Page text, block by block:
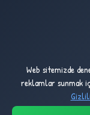
2,734
DÜN
Web sitemizde
reklamlar sunmak